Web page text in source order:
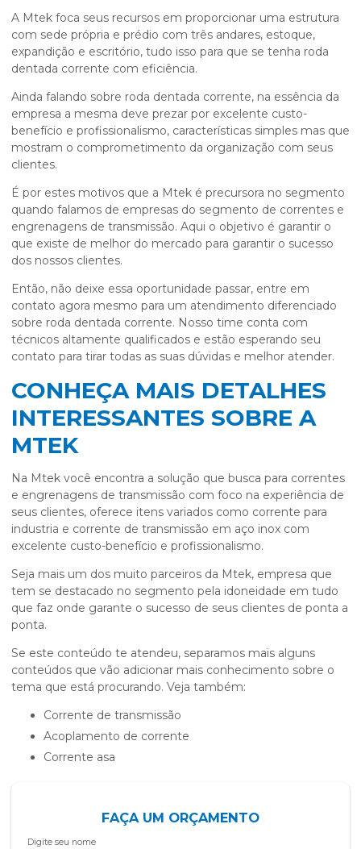
A Mtek foca seus recursos em proporcionar uma estrutura
com sede própria e prédio com três andares, estoque,
expandição e escritório, tudo isso para que se tenha roda
dentada corrente com eficiência.
Ainda falando sobre roda dentada corrente, na essência da
empresa a mesma deve prezar por excelente custo-
benefício e profissionalismo, características simples mas que
mostram o comprometimento da organização com seus
clientes.
É por estes motivos que a Mtek é precursora no segmento
quando falamos de empresas do segmento de correntes e
engrenagens de transmissão. Aqui o objetivo é garantir o
que existe de melhor do mercado para garantir o sucesso
dos nossos clientes.
Então, não deixe essa oportunidade passar, entre em
contato agora mesmo para um atendimento diferenciado
sobre roda dentada corrente. Nosso time conta com
técnicos altamente qualificados e estão esperando seu
contato para tirar todas as suas dúvidas e melhor atender.
CONHEÇA MAIS DETALHES
INTERESSANTES SOBRE A
MTEK
Na Mtek você encontra a solução que busca para correntes
e engrenagens de transmissão com foco na experiência de
seus clientes, oferece itens variados como corrente para
industria e corrente de transmissão em aço inox com
excelente custo-benefício e profissionalismo.
Seja mais um dos muito parceiros da Mtek, empresa que
tem se destacado no segmento pela idoneidade em tudo
que faz onde garante o sucesso de seus clientes de ponta a
ponta.
Se este conteúdo te atendeu, separamos mais alguns
conteúdos que vão adicionar mais conhecimento sobre o
tema que está procurando. Veja também:
corrente de transmissão
acoplamento de corrente
corrente asa
FAÇA UM ORÇAMENTO
Digite seu nome